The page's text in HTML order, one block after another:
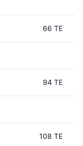
66 TE
94 TE
108 TE